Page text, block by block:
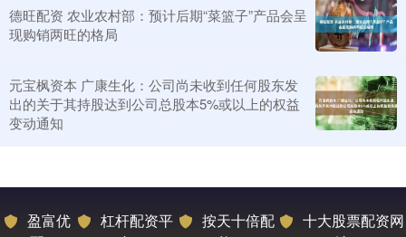
德旺配资 农业农村部：预计后期“菜篮子”产品会呈
现购销两旺的格局
元宝枫资本 广康生化：公司尚未收到任何股东发
出的关于其持股达到公司总股本5%或以上的权益
变动通知
盈富优
杠杆配资平
按天十倍配
十大股票配资网